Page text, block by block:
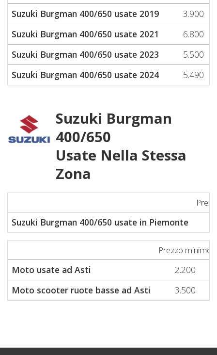
Suzuki Burgman 400/650 usate 2019
3.900
Suzuki Burgman 400/650 usate 2021
6.800
Suzuki Burgman 400/650 usate 2023
5.500
Suzuki Burgman 400/650 usate 2024
5.490
Suzuki Burgman
400/650
Usate Nella Stessa
Zona
Suzuki Burgman 400/650 usate in Piemonte
Prezzo minimo
Moto usate ad Asti
2.200
Moto scooter ruote basse ad Asti
3.500